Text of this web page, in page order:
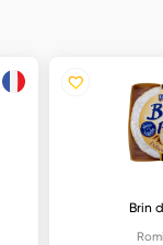
Brin